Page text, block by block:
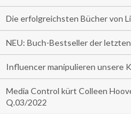
Die erfolgreichsten Bücher von
NEU: Buch-Bestseller der
Influencer manipulieren unsere
Media Control kürt Colleen
Q.03/2022